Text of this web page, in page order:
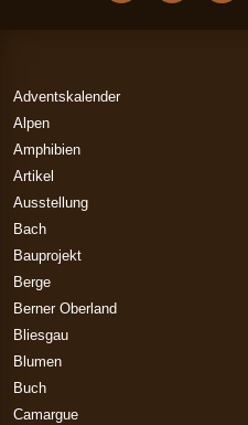
Adventskalender
Alpen
Amphibien
Artikel
Ausstellung
Bach
Bauprojekt
Berge
Berner Oberland
Bliesgau
Blumen
Buch
Camargue